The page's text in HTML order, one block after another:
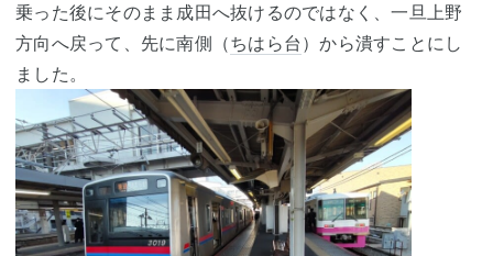
乗った後にそのまま成田へ抜けるのではなく、一旦上野
方向へ戻って、先に南側（ちはら台 ）から潰すことにし
ました。